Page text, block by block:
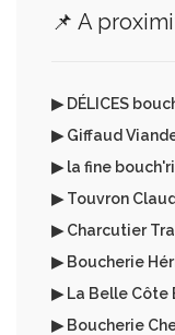
📌 A
▶ DÉLICES
▶ Giffaud
▶ la fine
▶ Touvron
▶ Charcutier
▶ Boucherie
▶ La Belle Côte
▶ Boucherie